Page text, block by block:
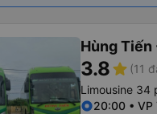
Hùng Tiến
3.8star (11
Limousine 34
20:00 • VP